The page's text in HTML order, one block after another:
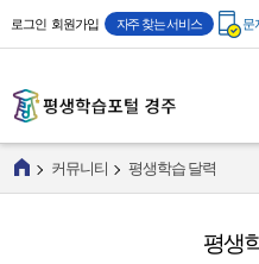
본문
주메
로그인 회원가입 자주 찾는 서비스 문
평생
커뮤니티 평생학습 달력